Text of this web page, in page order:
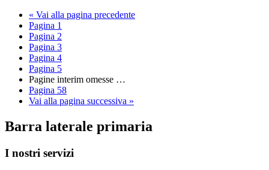
« Vai alla pagina precedente
Pagina 1
Pagina 2
Pagina 3
Pagina 4
Pagina 5
Pagine interim omesse …
Pagina 58
Vai alla pagina successiva »
Barra laterale primaria
I nostri servizi